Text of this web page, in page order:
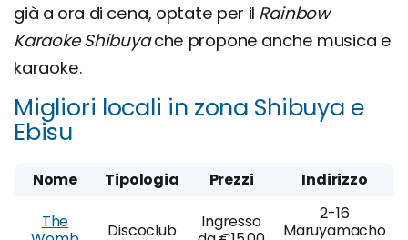
già a ora di cena, optate per il Rainbow
Karaoke Shibuyache propone anche musica e
karaoke.
Migliori locali in zona Shibuya e
Ebisu
Nome Tipologia Prezzi
Indirizzo
The
Discoclub
Ingresso
2-16
Maruyamacho